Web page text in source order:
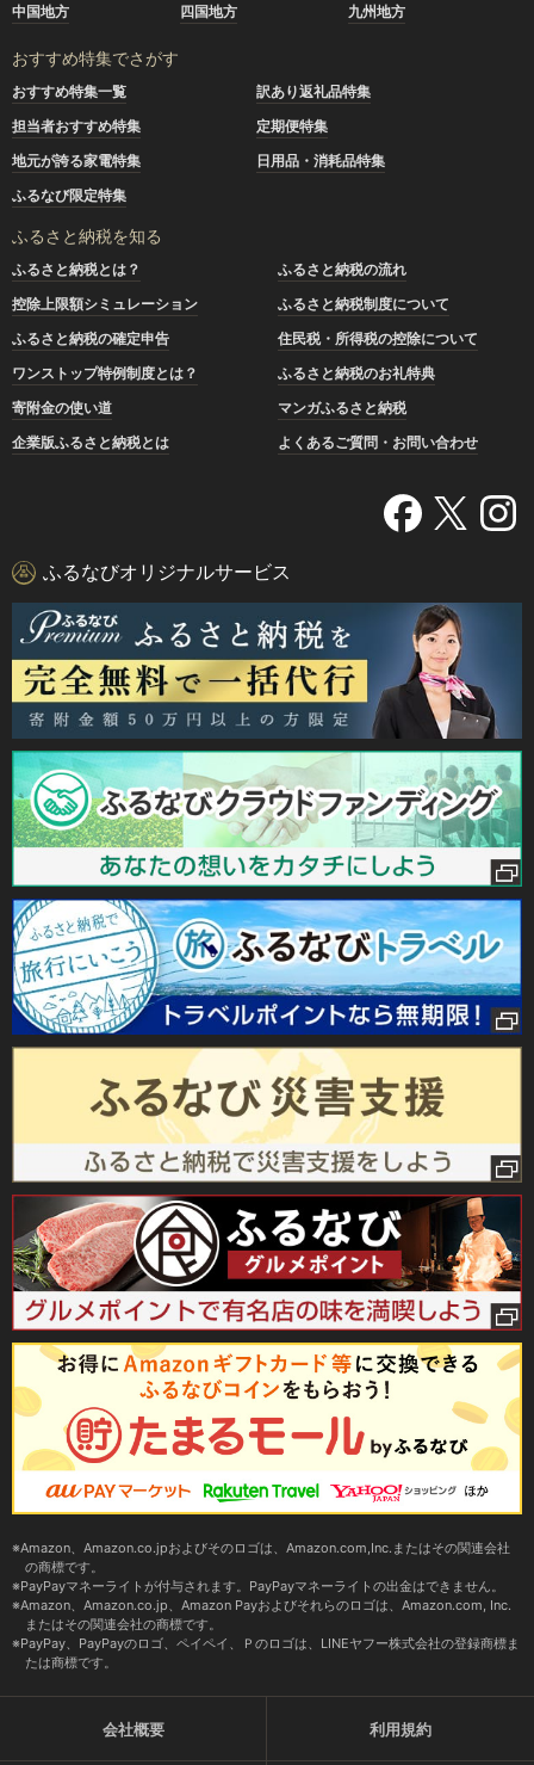
中国地方
四国地方 九州地方
おすすめ特集でさがす
おすすめ特集一覧
訳あり返礼品特集
担当者おすすめ特集
定期便特集
地元が誇る家電特集
日用品・消耗品特集
ふるなび限定特集
ふるさと納税を知る
ふるさと納税とは？
ふるさと納税の流れ
控除上限額シミュレーション
ふるさと納税制度について
ふるさと納税の確定申告
住民税・所得税の控除について
ワンストップ特例制度とは？
ふるさと納税のお礼特典
寄附金の使い道
マンガふるさと納税
企業版ふるさと納税とは
よくあるご質問・お問い合わせ
ふるなびオリジナルサービス
Amazon、Amazon.co.jpおよびそのロゴは、Amazon.com,Inc.またはその関連会社
の商標です。
PayPayマネーライトが付与されます。PayPayマネーライトの出金はできません。
Amazon、Amazon.co.jp、Amazon Payおよびそれらのロゴは、Amazon.com, Inc.
またはその関連会社の商標です。
PayPay、PayPayのロゴ、ペイペイ、Ｐのロゴは、LINEヤフー株式会社の登録商標ま
たは商標です。
会社概要 利用規約